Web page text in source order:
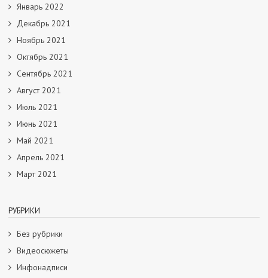
Январь 2022
Декабрь 2021
Ноябрь 2021
Октябрь 2021
Сентябрь 2021
Август 2021
Июль 2021
Июнь 2021
Май 2021
Апрель 2021
Март 2021
РУБРИКИ
Без рубрики
Видеосюжеты
Инфонадписи